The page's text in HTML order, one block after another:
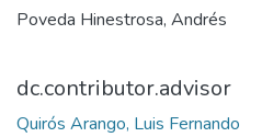
Poveda Hinestrosa, Andrés
dc.contributor.advisor
Quirós Arango, Luis Fernando